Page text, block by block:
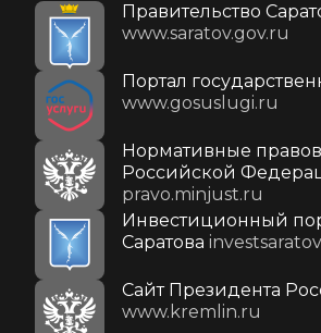
Правительство
www.saratov.gov.ru
Портал
www.gosuslugi.ru
Нормативные
Российской
pravo.minjust.ru
Инвестиционный
Саратова
Cайт Президента
www.kremlin.ru